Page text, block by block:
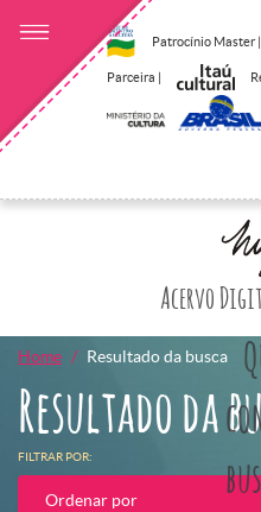
Patrocínio Master |
Parceira |
Acervo
Home Resultado da busca
Resultado da
FILTRAR POR:
Ordenar por